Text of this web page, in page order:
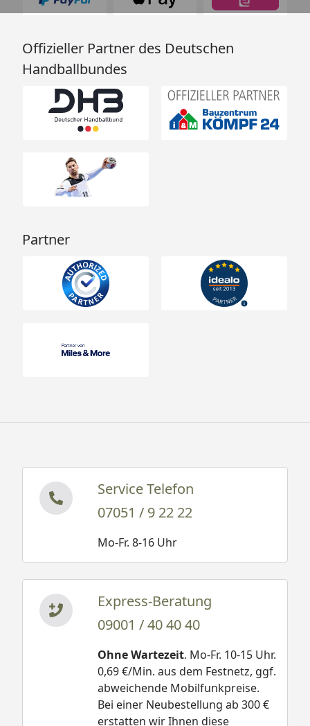
Offizieller Partner des Deutschen
Handballbundes
Partner
Service Telefon
07051 / 9 22 22
Mo-Fr. 8-16 Uhr
Express-Beratung
09001 / 40 40 40
Ohne Wartezeit. Mo-Fr. 10-15 Uhr.
0,69 €/Min. aus dem Festnetz, ggf.
abweichende Mobilfunkpreise.
Bei einer Neubestellung ab 300 €
erstatten wir Ihnen diese